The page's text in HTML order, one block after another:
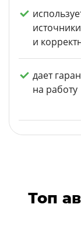
источники
и
дает
на работу
Топ